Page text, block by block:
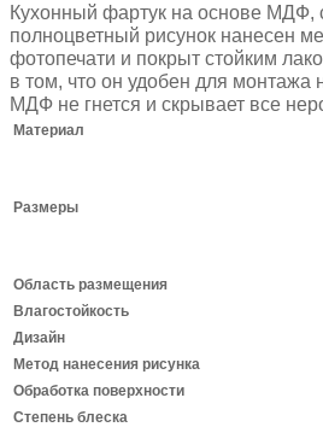
Кухонный фартук на основе МДФ,
полноцветный рисунок нанесен
фотопечати и покрыт стойким
в том, что он удобен для монтажа
МДФ не гнется и скрывает все
Материал
Размеры
Область размещения
Влагостойкость
Дизайн
Метод нанесения рисунка
Обработка поверхности
Степень блеска